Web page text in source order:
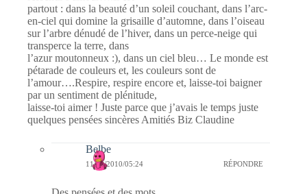
partout : dans la beauté d’un soleil couchant, dans l’arc-
en-ciel qui domine la grisaille d’automne, dans l’oiseau
sur l’arbre dénudé de l’hiver, dans un perce-neige qui
transperce la terre, dans
l’azur moutonneux :), dans un ciel bleu… Le monde est
pétarade de couleurs et, les couleurs sont de
l’amour….Respire, respire encore et, laisse-toi baigner
par un sentiment de plénitude,
laisse-toi aimer ! Juste parce que j’avais le temps juste
quelques pensées sincères Amitiés Biz Claudine
Belbe
11/03/2010/05:24 RÉPONDRE